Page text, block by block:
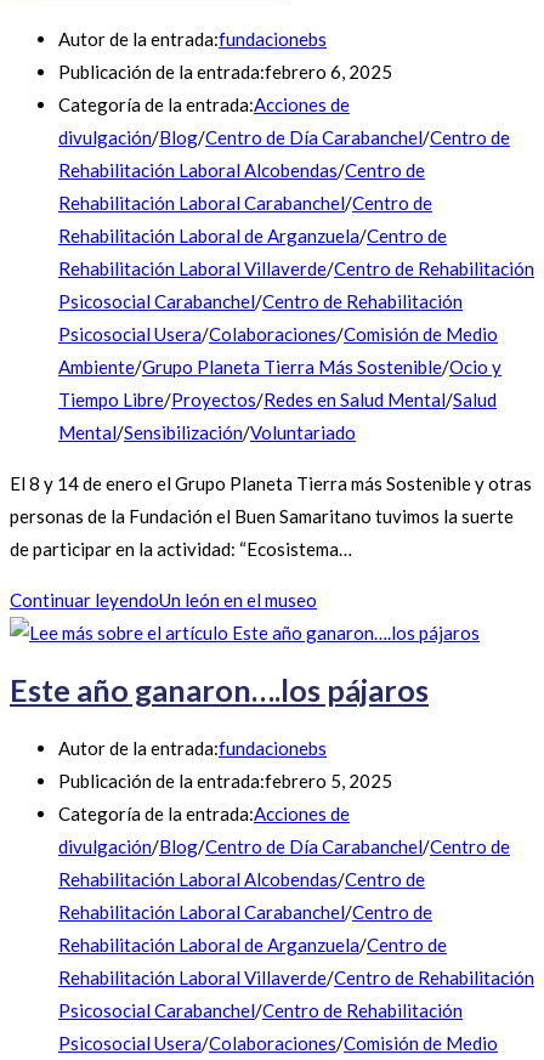
Autor de la entrada:fundacionebs
Publicación de la entrada:febrero 6, 2025
Categoría de la entrada:Acciones de
divulgación/Blog/Centro de Día Carabanchel/Centro de
Rehabilitación Laboral Alcobendas/Centro de
Rehabilitación Laboral Carabanchel/Centro de
Rehabilitación Laboral de Arganzuela/Centro de
Rehabilitación Laboral Villaverde/Centro de Rehabilitación
Psicosocial Carabanchel/Centro de Rehabilitación
Psicosocial Usera/Colaboraciones/Comisión de Medio
Ambiente/Grupo Planeta Tierra Más Sostenible/Ocio y
Tiempo Libre/Proyectos/Redes en Salud Mental/Salud
Mental/Sensibilización/Voluntariado
El 8 y 14 de enero el Grupo Planeta Tierra más Sostenible y otras
personas de la Fundación el Buen Samaritano tuvimos la suerte
de participar en la actividad: “Ecosistema…
Continuar leyendoUn león en el museo
Este año ganaron….los pájaros
Autor de la entrada:fundacionebs
Publicación de la entrada:febrero 5, 2025
Categoría de la entrada:Acciones de
divulgación/Blog/Centro de Día Carabanchel/Centro de
Rehabilitación Laboral Alcobendas/Centro de
Rehabilitación Laboral Carabanchel/Centro de
Rehabilitación Laboral de Arganzuela/Centro de
Rehabilitación Laboral Villaverde/Centro de Rehabilitación
Psicosocial Carabanchel/Centro de Rehabilitación
Psicosocial Usera/Colaboraciones/Comisión de Medio